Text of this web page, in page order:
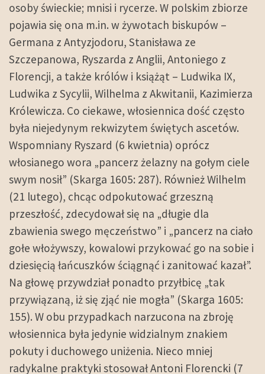
osoby świeckie; mnisi i rycerze. W polskim zbiorze
pojawia się ona m.in. w żywotach biskupów –
Germana z Antyzjodoru, Stanisława ze
Szczepanowa, Ryszarda z Anglii, Antoniego z
Florencji, a także królów i książąt – Ludwika IX,
Ludwika z Sycylii, Wilhelma z Akwitanii, Kazimierza
Królewicza. Co ciekawe, włosiennica dość często
była niejedynym rekwizytem świętych ascetów.
Wspomniany Ryszard (6 kwietnia) oprócz
włosianego wora „pancerz żelazny na gołym ciele
swym nosił” (Skarga 1605: 287). Również Wilhelm
(21 lutego), chcąc odpokutować grzeszną
przeszłość, zdecydował się na „długie dla
zbawienia swego męczeństwo” i „pancerz na ciało
gołe włożywszy, kowalowi przykować go na sobie i
dziesięcią łańcuszków ściągnąć i zanitować kazał”.
Na głowę przywdział ponadto przyłbicę „tak
przywiązaną, iż się zjąć nie mogła” (Skarga 1605:
155). W obu przypadkach narzucona na zbroję
włosiennica była jedynie widzialnym znakiem
pokuty i duchowego uniżenia. Nieco mniej
radykalne praktyki stosował Antoni Florencki (7